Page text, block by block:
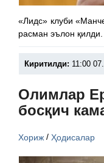
«Лидс» клуби
расман эълон қилди.
Киритилди: 11:00
Олимлар
босқич
Хориж /Ҳодисалар